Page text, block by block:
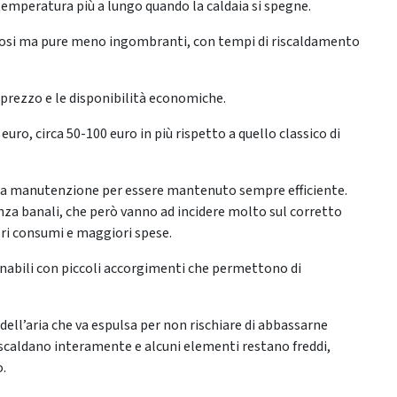
più a lungo quando la caldaia si spegne.
ma pure meno ingombranti, con tempi di riscaldamento
e le disponibilità economiche.
circa 50-100 euro in più rispetto a quello classico di
per essere mantenuto sempre efficiente.
banali, che però vanno ad incidere molto sul corretto
e maggiori spese.
con piccoli accorgimenti che permettono di
che va espulsa per non rischiare di abbassarne
interamente e alcuni elementi restano freddi,